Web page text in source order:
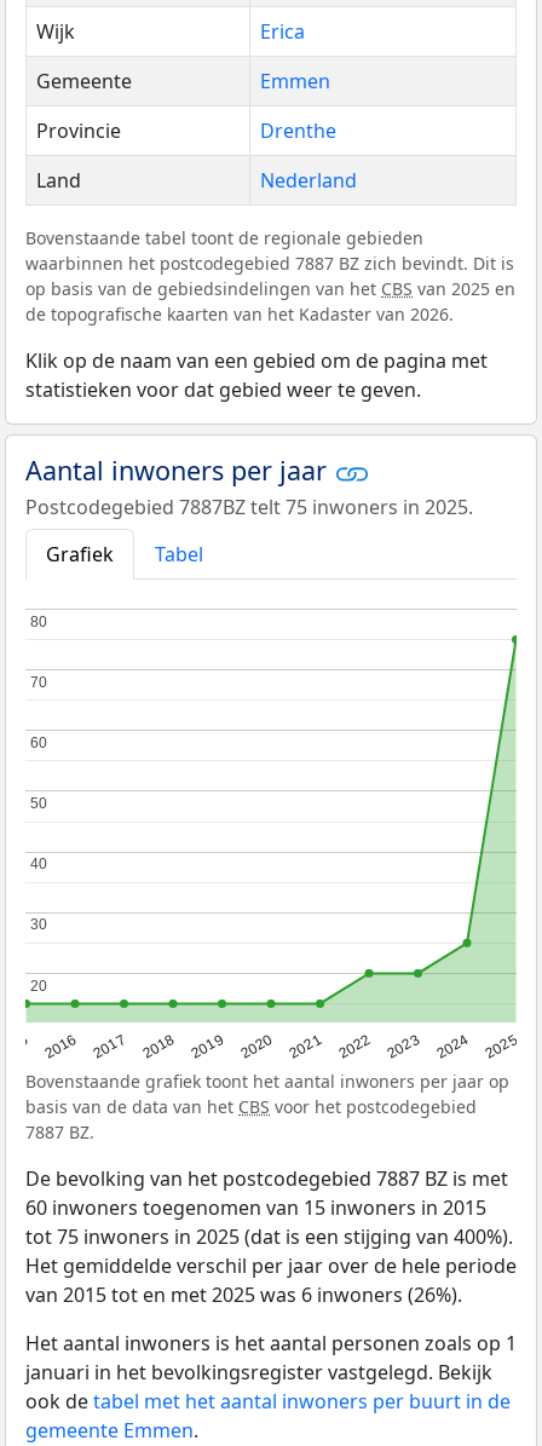
Wijk
Erica
Gemeente
Emmen
Provincie
Drenthe
Land
Nederland
Bovenstaande tabel toont de regionale gebieden
waarbinnen het postcodegebied 7887 BZ zich bevindt. Dit is
op basis van de gebiedsindelingen van het CBS van 2025 en
de topografische kaarten van het Kadaster van 2026.
Klik op de naam van een gebied om de pagina met
statistieken voor dat gebied weer te geven.
Aantal inwoners per jaar
Postcodegebied 7887BZ telt 75 inwoners in 2025.
Grafiek
Tabel
2016 2017 2018 2019 2020 2021 2022 2023 2024 2025
20
20
30
30
40
40
50
50
60
60
70
70
80
80
Bovenstaande grafiek toont het aantal inwoners per jaar op
basis van de data van het CBS voor het postcodegebied
7887 BZ.
De bevolking van het postcodegebied 7887 BZ is met
60 inwoners toegenomen van 15 inwoners in 2015
tot 75 inwoners in 2025 (dat is een stijging van 400%).
Het gemiddelde verschil per jaar over de hele periode
van 2015 tot en met 2025 was 6 inwoners (26%).
Het aantal inwoners is het aantal personen zoals op 1
januari in het bevolkingsregister vastgelegd. Bekijk
ook detabel met het aantal inwoners per buurt in de
gemeente Emmen.